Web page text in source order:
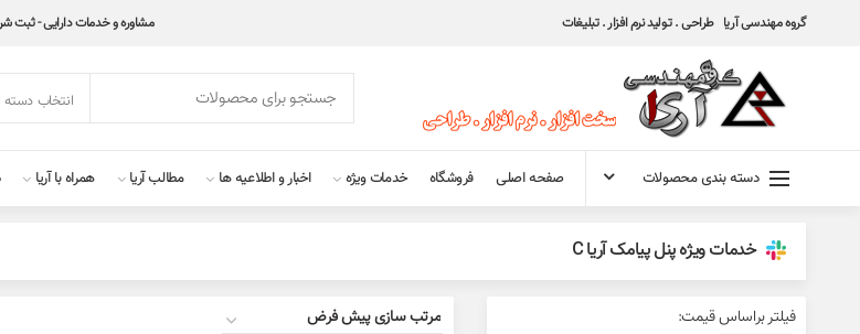
گروه مهندسی آریا طراحی . تولید نرم افزار . تبلیغات مشاوره و خدمات دارایی - ثبت
انتخاب دسته
دسته بندی محصولات صفحه اصلی فروشگاه خدمات ویژه اخبار و اطلاعیه ها مطالب آریا همراه با آریا
خدمات ویژه پنل پیامک آریا C
فیلتر براساس قیمت: